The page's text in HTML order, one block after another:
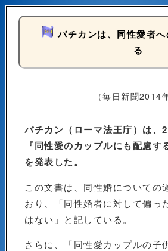
バチカンは、同性愛者
る
（毎日新聞2014
バチカン（ローマ法王庁）は、
『同性愛のカップルにも配慮す
を発表した。
この文書は、同性婚についての
おり、「同性婚者に対して偏っ
はない」と記している。
さらに、「同性愛カップルの子